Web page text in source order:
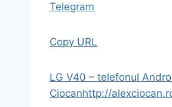
Telegram
Copy URL
LG V40 – telefonul
Ciocanhttp://